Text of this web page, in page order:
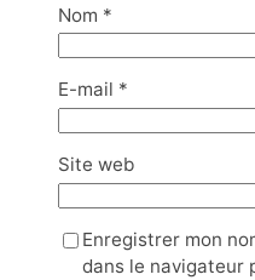
Nom *
E-mail *
Site web
Enregistrer mon
dans le navigateur